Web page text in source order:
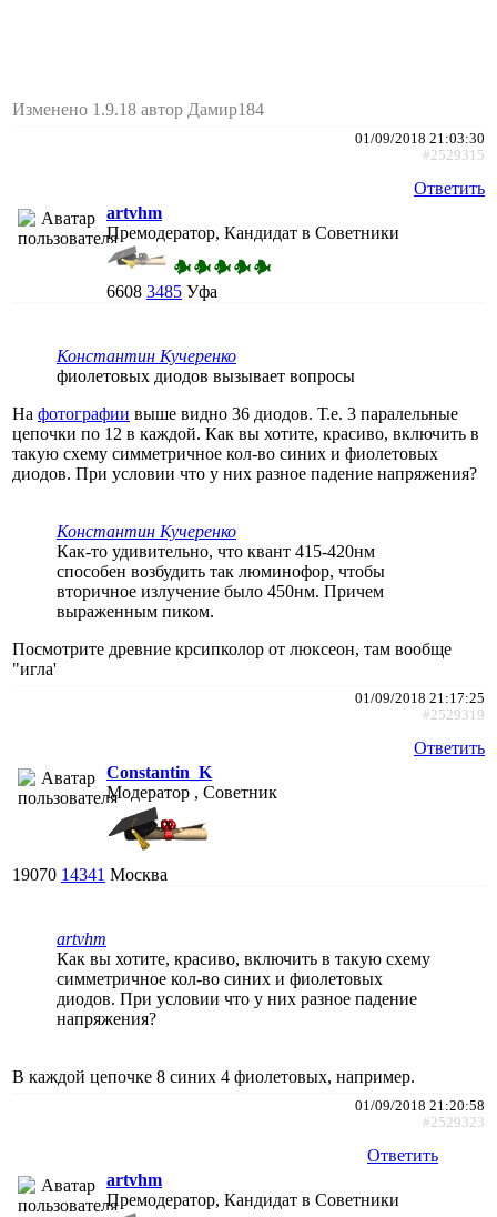
Изменено 1.9.18 автор Дамир184
01/09/2018 21:03:30
#2529315
Ответить
artvhm
Премодератор, Кандидат в Советники
6608 3485 Уфа
Константин Кучеренко
фиолетовых диодов вызывает вопросы
На фотографии выше видно 36 диодов. Т.е. 3 паралельные
цепочки по 12 в каждой. Как вы хотите, красиво, включить в
такую схему симметричное кол-во синих и фиолетовых
диодов. При условии что у них разное падение напряжения?
Константин Кучеренко
Как-то удивительно, что квант 415-420нм
способен возбудить так люминофор, чтобы
вторичное излучение было 450нм. Причем
выраженным пиком.
Посмотрите древние крсипколор от люксеон, там вообще
"игла'
01/09/2018 21:17:25
#2529319
Ответить
Constantin_K
Модератор , Советник
19070 14341 Москва
artvhm
Как вы хотите, красиво, включить в такую схему
симметричное кол-во синих и фиолетовых
диодов. При условии что у них разное падение
напряжения?
В каждой цепочке 8 синих 4 фиолетовых, например.
01/09/2018 21:20:58
#2529323
Ответить
artvhm
Премодератор, Кандидат в Советники